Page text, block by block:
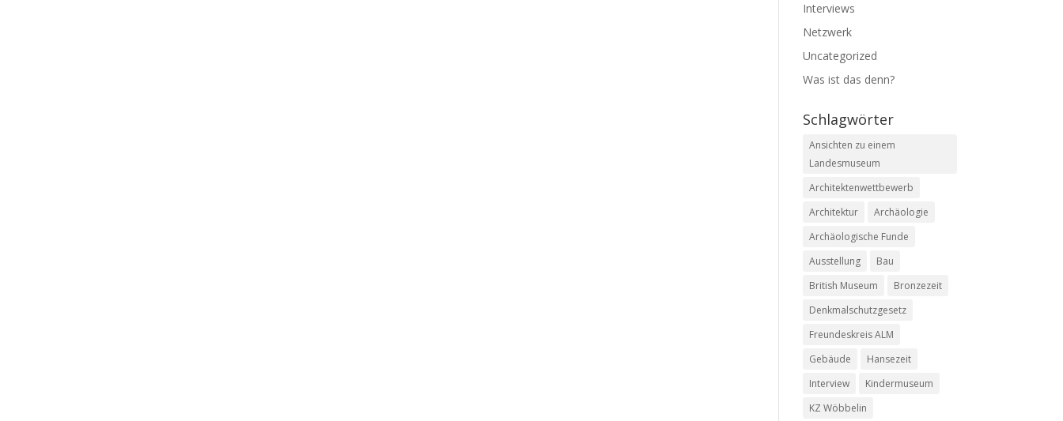
Interviews
Netzwerk
Uncategorized
Was ist das denn?
Schlagwörter
Ansichten zu einem
Landesmuseum
Architektenwettbewerb
Architektur
Archäologie
Archäologische Funde
Ausstellung
Bau
British Museum
Bronzezeit
Denkmalschutzgesetz
Freundeskreis ALM
Gebäude
Hansezeit
Interview
Kindermuseum
KZ Wöbbelin